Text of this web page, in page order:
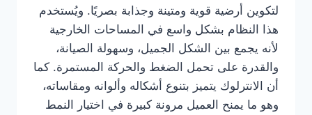
لتكوين أرضية قوية ومتينة وجذابة بصريًا. ويُستخدم
هذا النظام بشكل واسع في المساحات الخارجية
لأنه يجمع بين الشكل الجميل، وسهولة الصيانة،
والقدرة على تحمل الضغط والحركة المستمرة. كما
أن الانترلوك يتميز بتنوع أشكاله وألوانه ومقاساته،
وهو ما يمنح العميل مرونة كبيرة في اختيار النمط